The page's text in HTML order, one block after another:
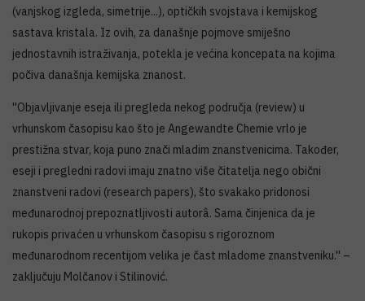
(vanjskog izgleda, simetrije...), optičkih svojstava i kemijskog
sastava kristala. Iz ovih, za današnje pojmove smiješno
jednostavnih istraživanja, potekla je većina koncepata na kojima
počiva današnja kemijska znanost.
''Objavljivanje eseja ili pregleda nekog područja (review) u
vrhunskom časopisu kao što je Angewandte Chemie vrlo je
prestižna stvar, koja puno znači mladim znanstvenicima. Također,
eseji i pregledni radovi imaju znatno više čitatelja nego obični
znanstveni radovi (research papers), što svakako pridonosi
međunarodnoj prepoznatljivosti autorâ. Sama činjenica da je
rukopis privaćen u vrhunskom časopisu s rigoroznom
međunarodnom recentijom velika je čast mladome znanstveniku.'' –
zaključuju Molčanov i Stilinović.